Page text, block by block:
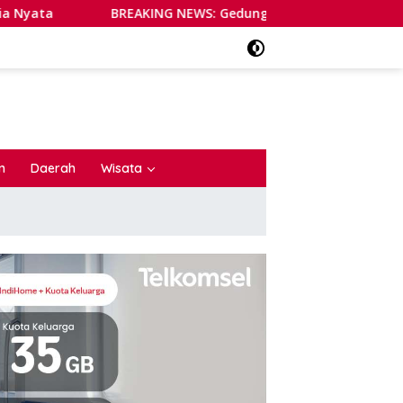
NEWS: Gedung Bapenda DKI Jakarta Terbakar Hebat,
Daerah Wisata